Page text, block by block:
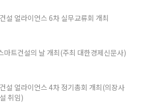
설 얼라이언스 6차 실무교류회 개최
마트건설의 날 개최(주최 대한경제신문사)
설 얼라이언스 4차 정기총회 개최(의장사
취임)